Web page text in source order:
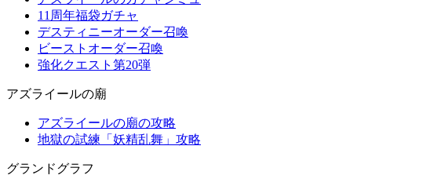
11周年福袋ガチャ
デスティニーオーダー召喚
ビーストオーダー召喚
強化クエスト第20弾
アズライールの廟
アズライールの廟の攻略
地獄の試練「妖精乱舞」攻略
グランドグラフ